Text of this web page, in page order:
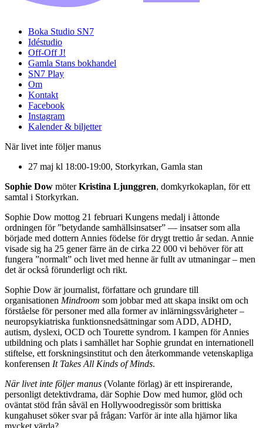
Boka Studio SN7
Idéstudio
Off-Off J!
Gamla Stans bokhandel
SN7 Play
Om
Kontakt
Facebook
Instagram
Kalender & biljetter
När livet inte följer manus
27 maj kl 18:00-19:00, Storkyrkan, Gamla stan
Sophie Dow möterKristina Ljunggren, domkyrkokaplan, för ett
samtal i Storkyrkan.
Sophie Dow mottog 21 februari Kungens medalj i åttonde
ordningen för ”betydande samhällsinsatser” — insatser som alla
började med dottern Annies födelse för drygt trettio år sedan. Annie
visade sig ha 25 gener färre än de cirka 22 000 vi behöver för att
fungera ”normalt” och livet med henne är fullt av utmaningar – men
det är också förunderligt och rikt.
Sophie Dow är journalist, författare och grundare till
organisationen Mindroom som jobbar med att skapa insikt om och
förståelse för personer med alla former av inlärningssvårigheter –
neuropsykiatriska funktionsnedsättningar som ADD, ADHD,
autism, dyslexi, OCD och Tourette syndrom. I kampen för Annies
utbildning och plats i samhället har Sophie grundat en internationell
stiftelse, ett forskningsinstitut och den återkommande vetenskapliga
konferensen It Takes All Kinds of Minds.
När livet inte följer manus (Volante förlag) är ett inspirerande,
personligt detektivdrama, där Sophie Dow med humor, glöd och
oväntat stöd från såväl en Hollywoodregissör som brittiska
kungahuset söker svar på frågan: Varför är inte alla hjärnor lika
mycket värda?